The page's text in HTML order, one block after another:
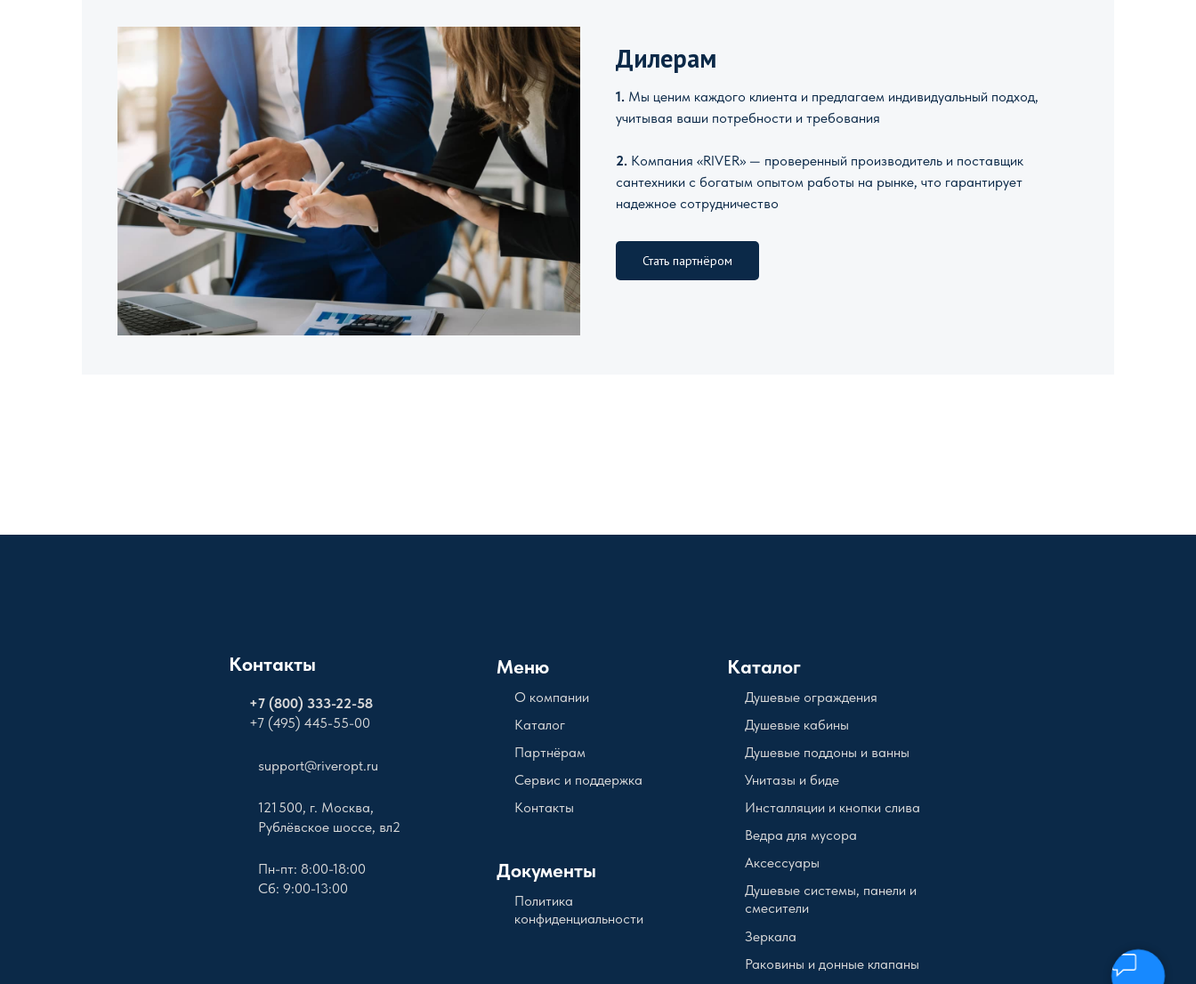
Дилерам
1. Мы ценим каждого клиента и предлагаем индивидуальный подход,
учитывая ваши потребности и требования
2. Компания «RIVER» — проверенный производитель и поставщик
сантехники с богатым опытом работы на рынке, что гарантирует
надежное сотрудничество
Стать партнёром
Контакты
+7 (800) 333-22-58
+7 (495) 445-55-00
support@riveropt.ru
Меню
121 500, г. Москва,
Рублёвское шоссе, вл2
О компании
Документы
Пн-пт: 8:00-18:00
Сб: 9:00-13:00
Каталог
Политика
конфиденциальности
Партнёрам
Сервис и поддержка
Контакты
Каталог
Душевые кабины
Душевые поддоны и ванны
Унитазы и биде
Инсталляции и кнопки слива
Ведра для мусора
Аксессуары
Душевые системы, панели и
смесители
Зеркала
Раковины и донные клапаны
Душевые ограждения